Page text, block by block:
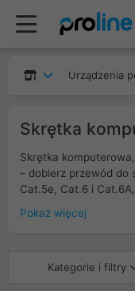
Urządzenia
Skrętka
Skrętka
– dobierz przewód do
Cat.5e, Cat.6 i
patchpanel i gniazdo,
Dostępne wersje
Pokaż więcej
Kategorie i filtry